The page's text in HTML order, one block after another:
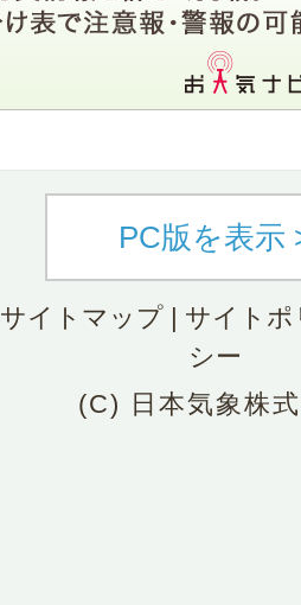
PC版を表示
サイトマップ| サイトポ
シー
(C) 日本気象株